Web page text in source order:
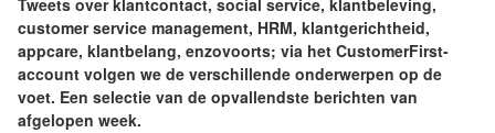
Tweets over klantcontact, social service, klantbeleving,
customer service management, HRM, klantgerichtheid,
appcare, klantbelang, enzovoorts; via het CustomerFirst-
account volgen we de verschillende onderwerpen op de
voet. Een selectie van de opvallendste berichten van
afgelopen week.